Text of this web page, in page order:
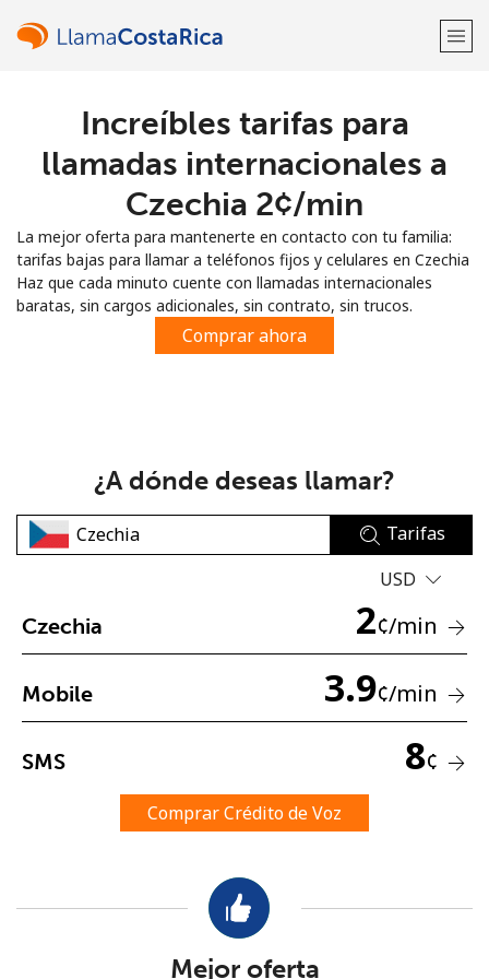
¡Bienvenido!
Regístrate con
Mínimo 8 caracteres
Una letra mayúscula y una minúscula
Un caracter especial
Mantente en contacto para recibir nuestras mejores
Increíbles tarifas para
llamadas internacionales a
Czechia ⁦2¢⁩/min
La mejor oferta para mantenerte en contacto con tu familia:
tarifas bajas para llamar a teléfonos fijos y celulares en Czechia
Haz que cada minuto cuente con llamadas internacionales
baratas, sin cargos adicionales, sin contrato, sin trucos.
Comprar ahora
¿A dónde deseas llamar?
Tarifas
USD
Czechia 2¢/min
Mobile 3.9¢/min
SMS 8¢
Comprar Crédito de Voz
Mejor oferta